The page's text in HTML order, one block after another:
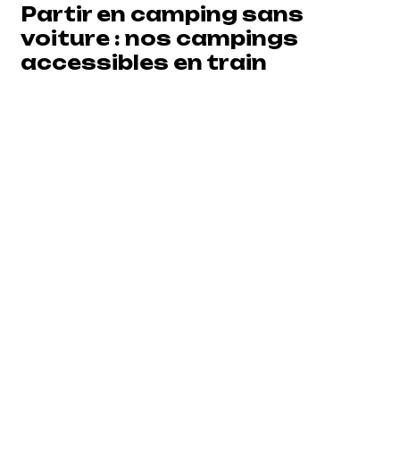
Partir en camping sans
voiture : nos campings
accessibles en train